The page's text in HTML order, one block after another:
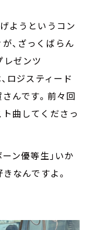
ようというコン
、ざっくばらん
レゼンツ
ロジスティード
んです。前々回
曲してくださっ
ン優等生」いか
なんですよ。